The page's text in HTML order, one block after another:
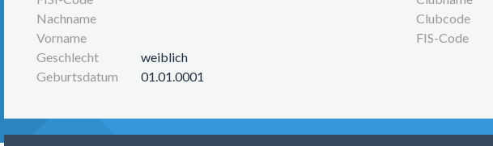
Nachname
Vorname
Geschlecht
weiblich
Geburtsdatum
01.01.0001
Clubcode
FIS-Code